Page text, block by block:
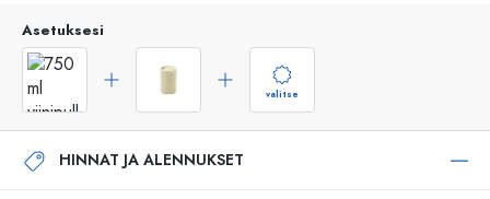
Asetuksesi
valitse
HINNAT JA ALENNUKSET